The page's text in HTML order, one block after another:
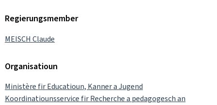
Regierungsmember
MEISCH Claude
Organisatioun
Ministère fir Educatioun, Kanner a Jugend
Koordinatiounsservice fir Recherche a pedagogesch an